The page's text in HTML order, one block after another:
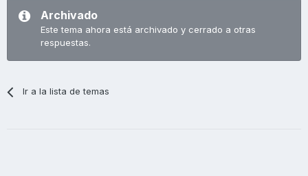
Archivado
Este tema ahora está archivado y cerrado a otras
respuestas.
Ir a la lista de temas